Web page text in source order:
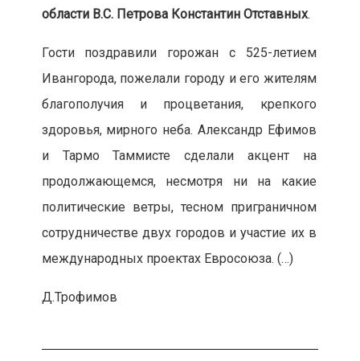
области В.С. Петрова Константин Отставных.
Гости поздравили горожан с 525-летием
Ивангорода, пожелали городу и его жителям
благополучия и процветания, крепкого
здоровья, мирного неба. Александр Ефимов
и Тармо Таммисте сделали акцент на
продолжающемся, несмотря ни на какие
политические ветры, тесном приграничном
сотрудничестве двух городов и участие их в
международных проектах Евросоюза. (…)
Д.Трофимов